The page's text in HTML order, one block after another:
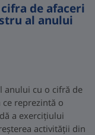
de afaceri
al anului
anului cu o cifră de
ce reprezintă o
a exercițiului
activității din